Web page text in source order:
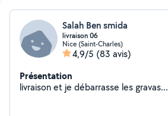
Salah Ben smida
livraison 06
Nice (Saint-Charles)
4,9/5 (83 avis)
Présentation
livraison et je débarrasse les gravas...